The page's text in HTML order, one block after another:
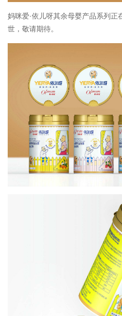
妈咪爱·依儿呀其余母婴产品系列正
世，敬请期待。